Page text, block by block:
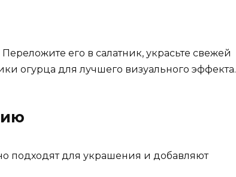
его в салатник, украсьте свежей
огурца для лучшего визуального эффекта.
подходят для украшения и добавляют